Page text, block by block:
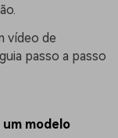
vídeo de
passo a passo
um modelo